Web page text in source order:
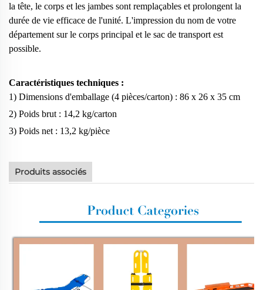
la tête, le corps et les jambes sont remplaçables et prolongent la
durée de vie efficace de l'unité. L'impression du nom de votre
département sur le corps principal et le sac de transport est
possible.
Caractéristiques techniques :
1) Dimensions d'emballage (4 pièces/carton) : 86 x 26 x 35 cm
2) Poids brut : 14,2 kg/carton
3) Poids net : 13,2 kg/pièce
Produits associés